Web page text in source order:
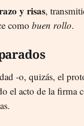
y risas,
como buen rollo.
-o, quizás, el
el acto de la firma